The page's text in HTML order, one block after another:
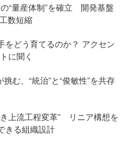
“量産体制”を確立 開発基盤
数短縮
をどう育てるのか？ アクセン
に聞く
む、“統治”と“俊敏性”を共存
上流工程変革” リニア構想を
きる組織設計